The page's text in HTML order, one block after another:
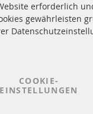
erforderlich
gewährleisten
COOKIE-
EINSTELLUNGEN